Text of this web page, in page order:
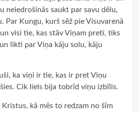
neiedrošinās saukt par savu dēlu,
Par Kungu, kurš sēž pie Visuvarenā
visi tie, kas stāv Viņam pretī, tiks
likti par Viņa kāju solu, kāju
ka viņi ir tie, kas ir pret Viņu
Cik liels bija tobrīd viņu izbīlis.
Kristus, kā mēs to redzam no šīm